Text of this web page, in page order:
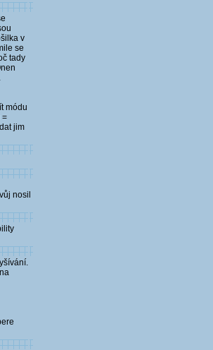
v
se
tady
módu
=
jim
nosil